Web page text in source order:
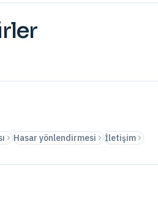
Hasar yönlendirmesi İletişim